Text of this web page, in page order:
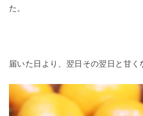
た。
届いた日より、翌日その翌日と甘く